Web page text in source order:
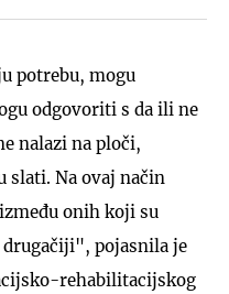
potrebu, mogu
odgovoriti s da ili ne
nalazi na ploči,
slati. Na ovaj način
onih koji su
pojasnila je
rehabilitacijskog